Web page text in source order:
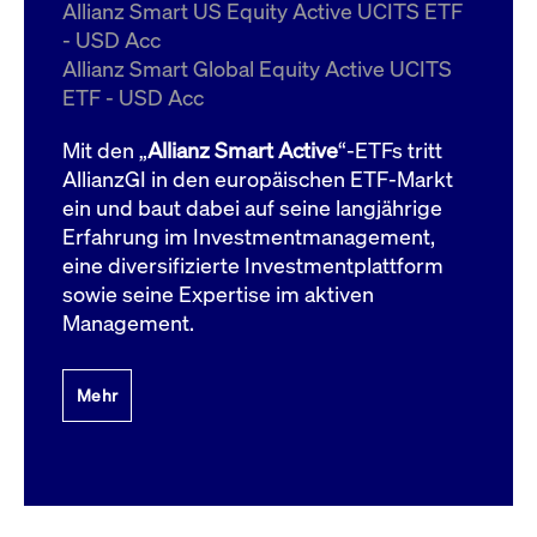
Allianz Smart US Equity Active UCITS ETF
- USD Acc
Allianz Smart Global Equity Active UCITS
ETF - USD Acc
Mit den „Allianz Smart Active“-ETFs tritt
AllianzGI in den europäischen ETF-Markt
ein und baut dabei auf seine langjährige
Erfahrung im Investmentmanagement,
eine diversifizierte Investmentplattform
sowie seine Expertise im aktiven
Management.
Mehr
ApplicationGatewayAffinityCORS
boerse.com
Domain
bis